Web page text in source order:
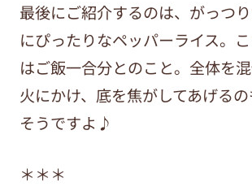
最後にご紹介するのは、がっつ
にぴったりなペッパーライス。
はご飯一合分とのこと。全体を
火にかけ、底を焦がしてあげる
そうですよ♪
＊＊＊